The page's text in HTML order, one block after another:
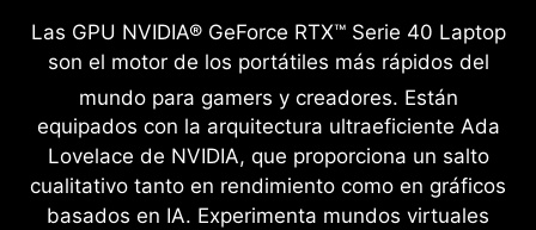
Las GPU NVIDIA® GeForce RTX™ Serie 40 Laptop
son el motor de los portátiles más rápidos del
mundo para gamers y creadores. Están
equipados con la arquitectura ultraeficiente Ada
Lovelace de NVIDIA, que proporciona un salto
cualitativo tanto en rendimiento como en gráficos
basados en IA. Experimenta mundos virtuales